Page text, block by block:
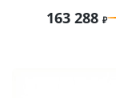
163 288